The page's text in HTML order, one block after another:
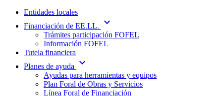
Entidades locales
Financiación de EE.LL.
expand_more
Trámites participación FOFEL
Información FOFEL
Tutela financiera
Planes de ayuda
expand_more
Ayudas para herramientas y equipos
Plan Foral de Obras y Servicios
Línea Foral de Financiación